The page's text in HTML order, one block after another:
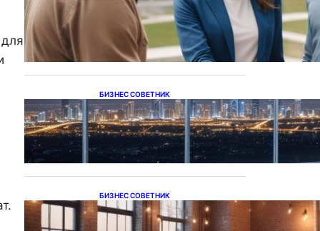
Ипотека на новостройки
при оформлении
напрямую у застройщика
БИЗНЕС СОВЕТНИК
Каталог светодиодных
светильников и LED-
освещения в Казахстане
БИЗНЕС СОВЕТНИК
Подвесные светодиодные
светильники на тросе